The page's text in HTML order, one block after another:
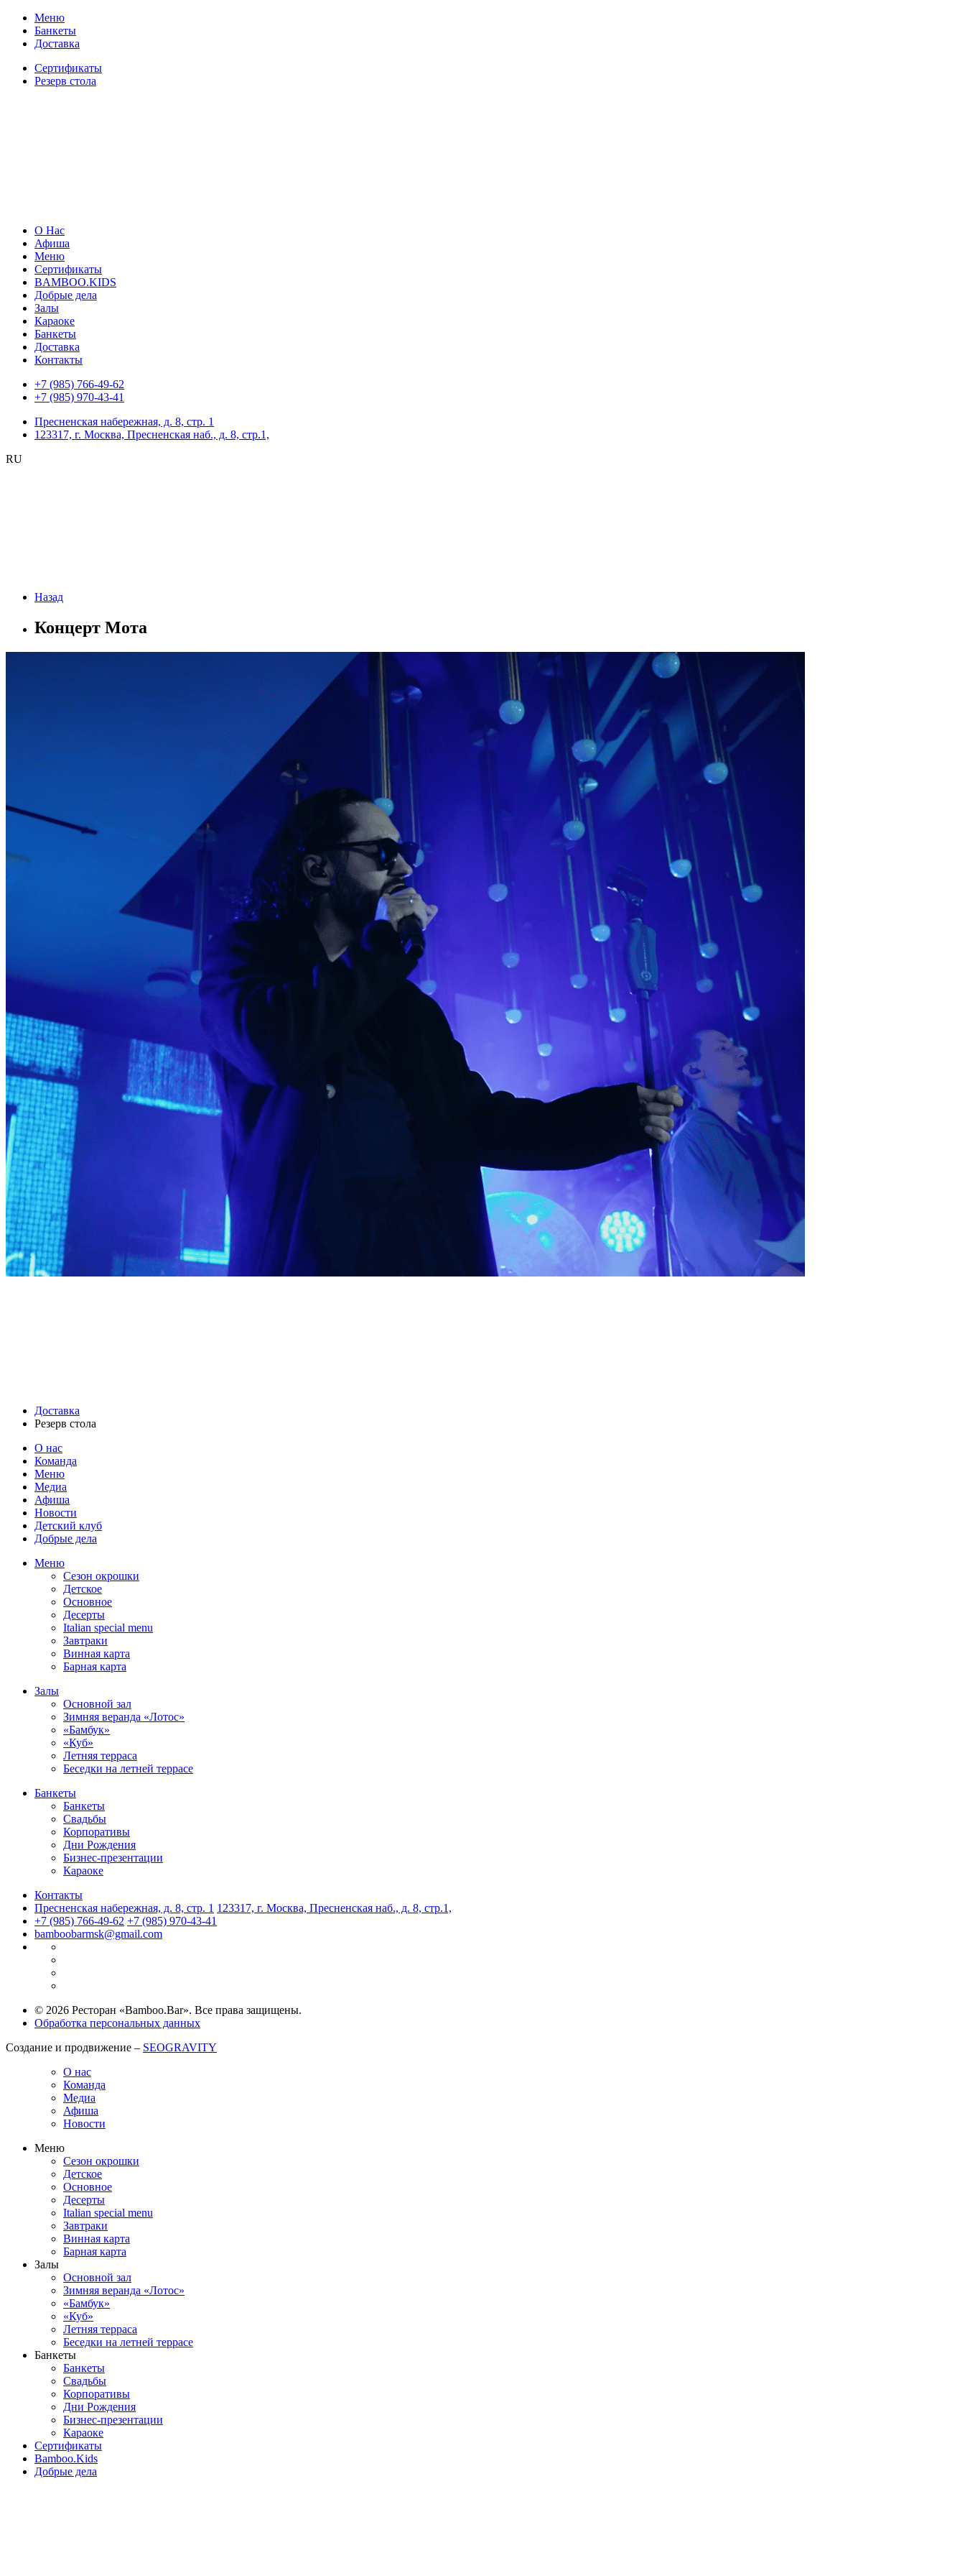
Меню
Банкеты
Доставка
Сертификаты
Резерв стола
О Нас
Афиша
Меню
Сертификаты
BAMBOO.KIDS
Добрые дела
Залы
Караоке
Банкеты
Доставка
Контакты
+7 (985) 766-49-62
+7 (985) 970-43-41
Пресненская набережная, д. 8, стр. 1
123317, г. Москва, Пресненская наб., д. 8, стр.1,
RU
Назад
Концерт Мота
Доставка
Резерв стола
О нас
Команда
Меню
Медиа
Афиша
Новости
Детский клуб
Добрые дела
Меню
Сезон окрошки
Детское
Основное
Десерты
Italian special menu
Завтраки
Винная карта
Барная карта
Залы
Основной зал
Зимняя веранда «Лотос»
«Бамбук»
«Куб»
Летняя терраса
Беседки на летней террасе
Банкеты
Банкеты
Свадьбы
Корпоративы
Дни Рождения
Бизнес-презентации
Караоке
Контакты
Пресненская набережная, д. 8, стр. 1 123317, г. Москва, Пресненская наб., д. 8, стр.1,
+7 (985) 766-49-62 +7 (985) 970-43-41
bamboobarmsk@gmail.com
© 2026 Ресторан «Bamboo.Bar». Все права защищены.
Обработка персональных данных
Создание и продвижение – SEOGRAVITY
О нас
Команда
Медиа
Афиша
Новости
Меню
Сезон окрошки
Детское
Основное
Десерты
Italian special menu
Завтраки
Винная карта
Барная карта
Залы
Основной зал
Зимняя веранда «Лотос»
«Бамбук»
«Куб»
Летняя терраса
Беседки на летней террасе
Банкеты
Банкеты
Свадьбы
Корпоративы
Дни Рождения
Бизнес-презентации
Караоке
Сертификаты
Bamboo.Kids
Добрые дела